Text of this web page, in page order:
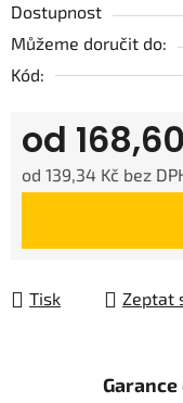
Dostupnost
Můžeme doručit do:
Kód:
od
od 139,34 Kč bez
Tisk Zeptat